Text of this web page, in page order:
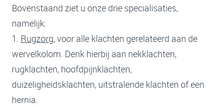
Bovenstaand ziet u onze drie specialisaties,
namelijk:
1. Rugzorg, voor alle klachten gerelateerd aan de
wervelkolom. Denk hierbij aan nekklachten,
rugklachten, hoofdpijnklachten,
duizeligheidsklachten, uitstralende klachten of een
hernia.